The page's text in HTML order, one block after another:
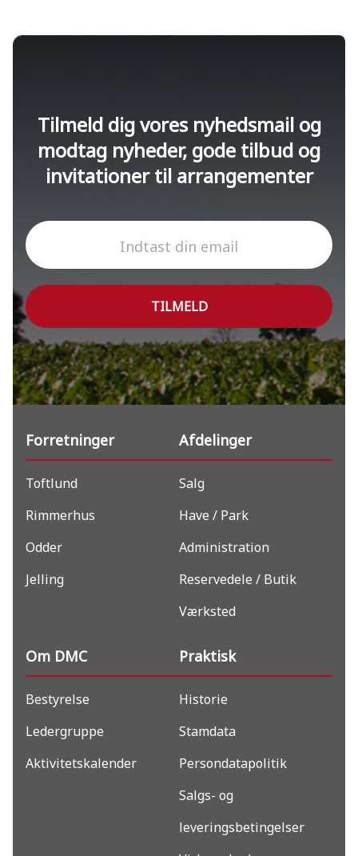
Tilmeld dig vores nyhedsmail og
modtag nyheder, gode tilbud og
invitationer til arrangementer
Indtast din email
TILMELD
Forretninger
Toftlund
Rimmerhus
Odder
Jelling
Afdelinger
Salg
Have / Park
Administration
Reservedele / Butik
Værksted
Om DMC
Bestyrelse
Ledergruppe
Aktivitetskalender
Praktisk
Historie
Stamdata
Persondatapolitik
Salgs- og
leveringsbetingelser